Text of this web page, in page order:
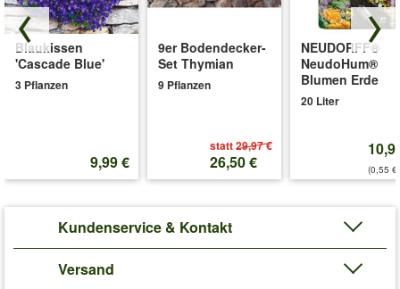
Blaukissen
'Cascade Blue'
3 Pflanzen
9,99 €
9er Bodendecker-
Set Thymian
9 Pflanzen
statt29,97 €
26,50 €
NEUDORFF®
NeudoHum®
Blumen Erde
20 Liter
(0,55
Kundenservice & Kontakt
Versand